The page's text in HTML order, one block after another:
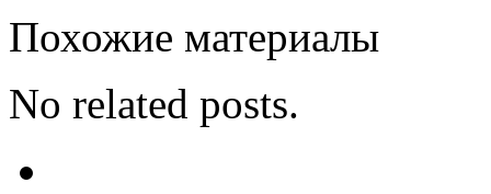
Похожие материалы
No related posts.